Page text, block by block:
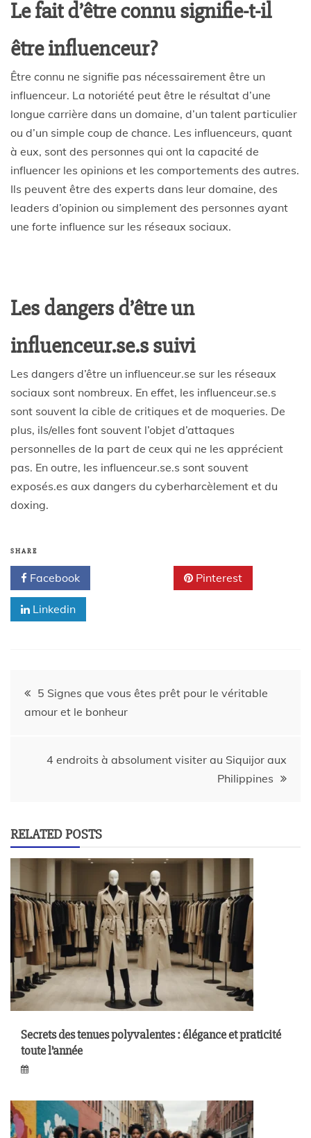
Le fait d’être connu signifie-t-il
être influenceur?
Être connu ne signifie pas nécessairement être un
influenceur. La notoriété peut être le résultat d’une
longue carrière dans un domaine, d’un talent particulier
ou d’un simple coup de chance. Les influenceurs, quant
à eux, sont des personnes qui ont la capacité de
influencer les opinions et les comportements des autres.
Ils peuvent être des experts dans leur domaine, des
leaders d’opinion ou simplement des personnes ayant
une forte influence sur les réseaux sociaux.
Les dangers d’être un
influenceur.se.s suivi
Les dangers d’être un influenceur.se sur les réseaux
sociaux sont nombreux. En effet, les influenceur.se.s
sont souvent la cible de critiques et de moqueries. De
plus, ils/elles font souvent l’objet d’attaques
personnelles de la part de ceux qui ne les apprécient
pas. En outre, les influenceur.se.s sont souvent
exposés.es aux dangers du cyberharcèlement et du
doxing.
SHARE
Facebook Pinterest
Linkedin
5 Signes que vous êtes prêt pour le véritable
amour et le bonheur
4 endroits à absolument visiter au Siquijor aux
Philippines
RELATED POSTS
Secrets des tenues polyvalentes : élégance et praticité
toute l’année